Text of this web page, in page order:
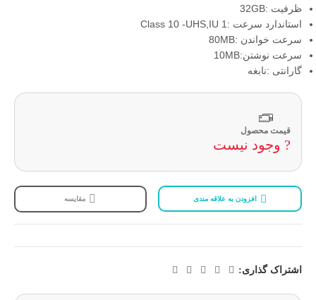
ظرفیت :32GB
استاندارد سرعت :Class 10 -UHS,IU 1
سرعت خواندن :80MB
سرعت نوشتن:10MB
گارانتی :نابغه
قیمت محصول
? وجود نیست
افزودن به علاقه مندی مقایسه
اشتراک گذاری: